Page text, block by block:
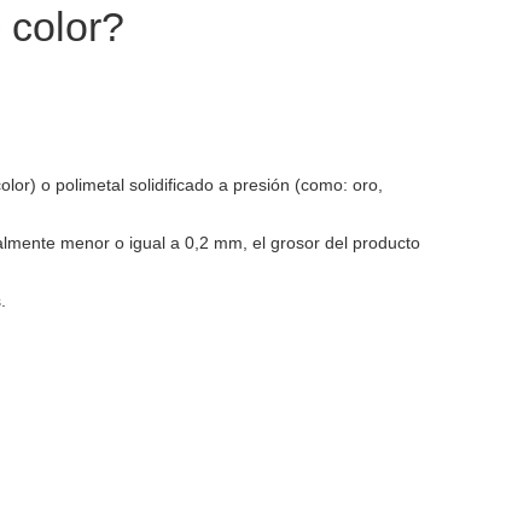
color?
o polimetal solidificado a presión (como: oro,
menor o igual a 0,2 mm, el grosor del producto